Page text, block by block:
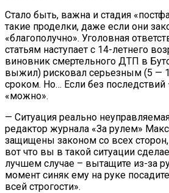
Стало быть, важна и стадия
такие проделки, даже если они
«благополучно». Уголовная
статьям наступает с 14-летнего
виновник смертельного ДТП в
выжил) рисковал серьезным (5 —
сроком. Но… Если без последствий
«можно».
— Ситуация реально
редактор журнала «За рулем»
защищены законом со всех
вот что вы в такой ситуации
лучшем случае – вытащите из-за
момент синяк ему на руке
всей строгости».